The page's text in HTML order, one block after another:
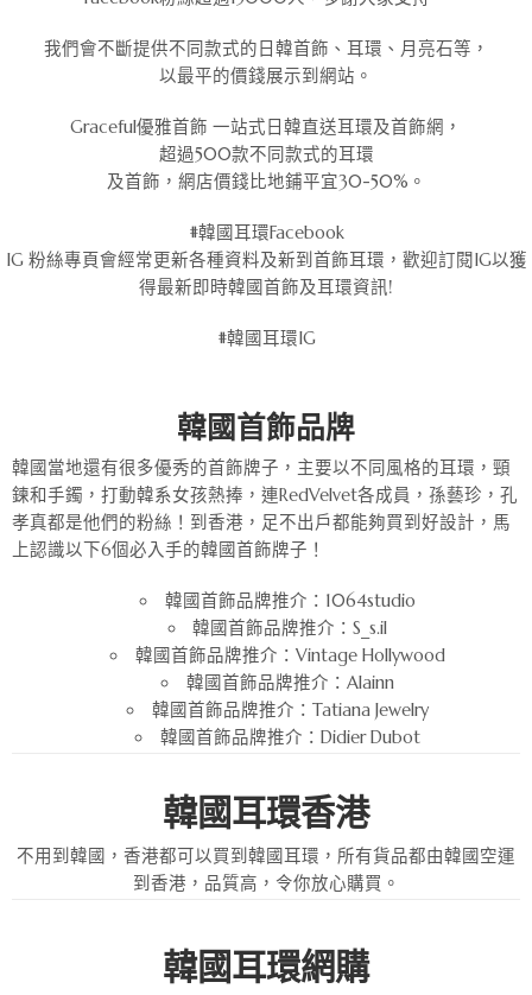
我們會不斷提供不同款式的日韓首飾、耳環、月亮石等，
以最平的價錢展示到網站。
Graceful優雅首飾 一站式日韓直送耳環及首飾網，
超過500款不同款式的耳環
及首飾，網店價錢比地鋪平宜30-50%。
#韓國耳環Facebook
IG 粉絲專頁會經常更新各種資料及新到首飾耳環，歡迎訂閱IG以獲
得最新即時韓國首飾及耳環資訊!
#韓國耳環IG
韓國首飾品牌
韓國當地還有很多優秀的首飾牌子，主要以不同風格的耳環，頸
鍊和手鐲，打動韓系女孩熱捧，連RedVelvet各成員，孫藝珍，孔
孝真都是他們的粉絲！到香港，足不出戶都能夠買到好設計，馬
上認識以下6個必入手的韓國首飾牌子！
韓國首飾品牌推介：1064studio
韓國首飾品牌推介：S_s.il
韓國首飾品牌推介：Vintage Hollywood
韓國首飾品牌推介：Alainn
韓國首飾品牌推介：Tatiana Jewelry
韓國首飾品牌推介：Didier Dubot
韓國耳環香港
不用到韓國，香港都可以買到韓國耳環，所有貨品都由韓國空運
到香港，品質高，令你放心購買。
韓國耳環網購